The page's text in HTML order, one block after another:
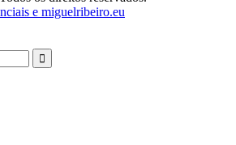
e miguelribeiro.eu